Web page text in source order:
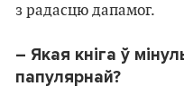
з радасцю дапамог.
– Якая кніга ў
папулярнай?